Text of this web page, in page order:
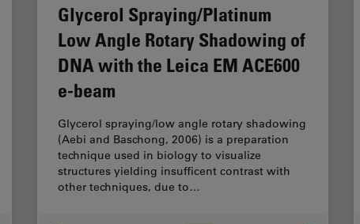
Glycerol Spraying/Platinum
Low Angle Rotary Shadowing of
DNA with the Leica EM ACE600
e-beam
Glycerol spraying/low angle rotary shadowing
(Aebi and Baschong, 2006) is a preparation
technique used in biology to visualize
structures yielding insufficent contrast with
other techniques, due to…